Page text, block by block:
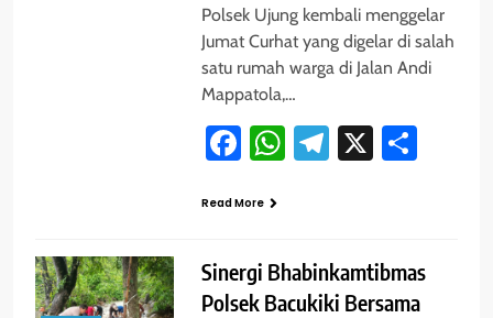
Polsek Ujung kembali menggelar
Jumat Curhat yang digelar di salah
satu rumah warga di Jalan Andi
Mappatola,…
Facebook
WhatsApp
Telegram
X
Read More
Sinergi Bhabinkamtibmas
Polsek Bacukiki Bersama